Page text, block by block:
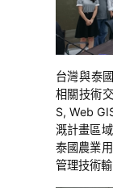
台灣與泰
相關技術
S, Web
溉計畫區
泰國農業
管理技術